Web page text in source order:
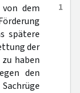
1
dem
spätere
der
haben
den